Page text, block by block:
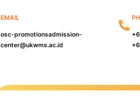
EMAIL
osc-promotionsadmission-
center@ukwms.ac.id